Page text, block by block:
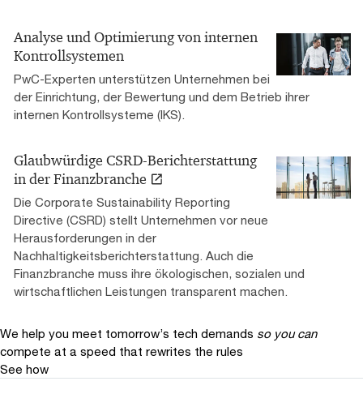
Analyse und Optimierung von internen
Kontrollsystemen
PwC-Experten unterstützen Unternehmen bei
der Einrichtung, der Bewertung und dem Betrieb ihrer
internen Kontrollsysteme (IKS).
Glaubwürdige CSRD-Berichterstattung
in der Finanzbranche
Die Corporate Sustainability Reporting
Directive (CSRD) stellt Unternehmen vor neue
Herausforderungen in der
Nachhaltigkeitsberichterstattung. Auch die
Finanzbranche muss ihre ökologischen, sozialen und
wirtschaftlichen Leistungen transparent machen.
We help you meet tomorrow’s tech demands so you can
compete at a speed that rewrites the rules
See how